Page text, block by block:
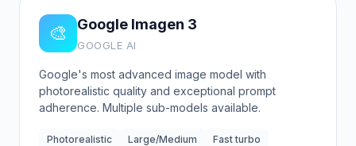
🎨 Google Imagen 3
GOOGLE AI
Google's most advanced image model with
photorealistic quality and exceptional prompt
adherence. Multiple sub-models available.
Photorealistic Large/Medium
Fast turbo